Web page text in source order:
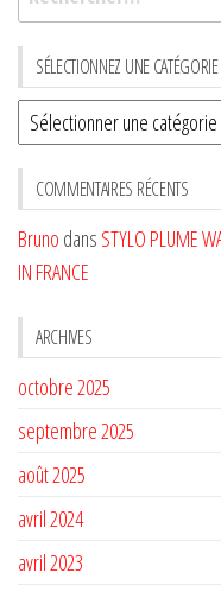
SÉLECTIONNEZ UNE CATÉGORIE
Sélectionnez
une
CATÉGORIE
COMMENTAIRES RÉCENTS
Bruno dans STYLO PLUME
IN FRANCE
ARCHIVES
octobre 2025
septembre 2025
août 2025
avril 2024
avril 2023